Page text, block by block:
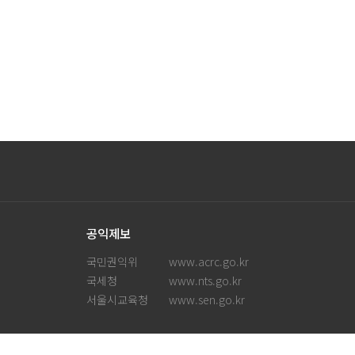
공익제보
국민권익위
www.acrc.go.kr
국세청
www.nts.go.kr
서울시교육청
www.sen.go.kr